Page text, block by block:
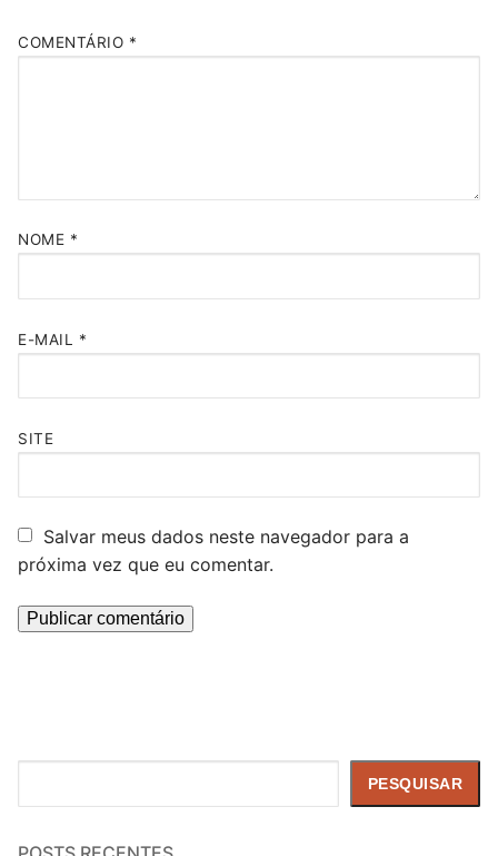
COMENTÁRIO *
NOME *
E-MAIL *
SITE
Salvar meus dados neste navegador para a
próxima vez que eu comentar.
PESQUISAR